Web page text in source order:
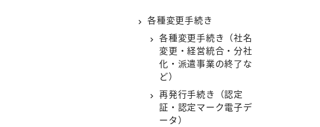
各種変更手続き
各種変更手続き（社名
変更・経営統合・分社
化・派遣事業の終了な
ど）
再発行手続き（認定
証・認定マーク電子デ
ータ）